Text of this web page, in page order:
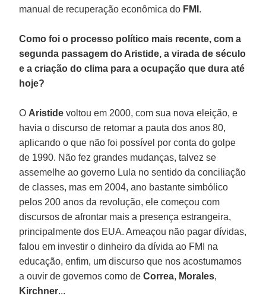
manual de recuperação econômica do FMI .
Como foi o processo político mais recente, com a
segunda passagem do Aristide, a virada de século
e a criação do clima para a ocupação que dura até
hoje?
O Aristide voltou em 2000, com sua nova eleição, e
havia o discurso de retomar a pauta dos anos 80,
aplicando o que não foi possível por conta do golpe
de 1990. Não fez grandes mudanças, talvez se
assemelhe ao governo Lula no sentido da conciliação
de classes, mas em 2004, ano bastante simbólico
pelos 200 anos da revolução, ele começou com
discursos de afrontar mais a presença estrangeira,
principalmente dos EUA. Ameaçou não pagar dívidas,
falou em investir o dinheiro da dívida ao FMI na
educação, enfim, um discurso que nos acostumamos
a ouvir de governos como deCorrea, Morales,
Kirchner...